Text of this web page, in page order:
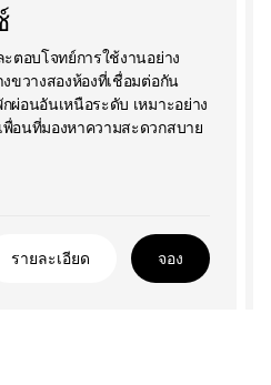
ตอบโจทย์การใช้งานอย่าง
ขวางสองห้องที่เชื่อมต่อกัน
อนอันเหนือระดับ เหมาะอย่าง
อนที่มองหาความสะดวกสบาย
รายละเอียด จอง